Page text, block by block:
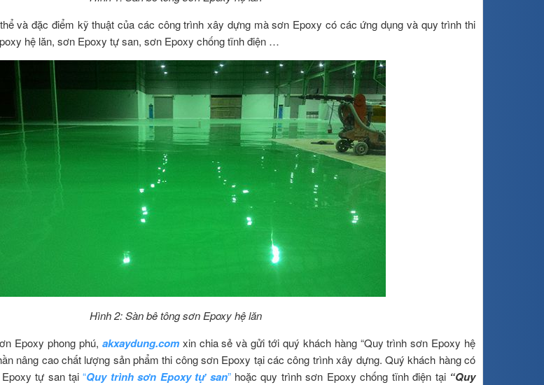
và đặc điểm kỹ thuật của các công trình xây dựng mà sơn Epoxy có các ứng dụng và quy trình thi
hệ lăn, sơn Epoxy tự san, sơn Epoxy chống tĩnh điện …
Hình 2: Sàn bê tông sơn Epoxy hệ lăn
Epoxy phong phú, akxaydung.com xin chia sẻ và gửi tới quý khách hàng “Quy trình sơn Epoxy hệ
nâng cao chất lượng sản phẩm thi công sơn Epoxy tại các công trình xây dựng. Quý khách hàng có
tự san tại“Quy trình sơn Epoxy tự san”hoặc quy trình sơn Epoxy chống tĩnh điện tại “Quy